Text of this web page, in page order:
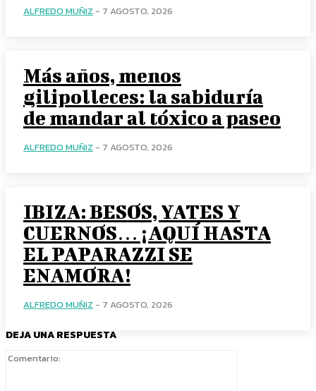
ALFREDO MUÑIZ - 7 AGOSTO, 2026
Más años, menos
gilipolleces: la sabiduría
de mandar al tóxico a paseo
ALFREDO MUÑIZ - 7 AGOSTO, 2026
IBIZA: BESOS, YATES Y
CUERNOS… ¡AQUÍ HASTA
EL PAPARAZZI SE
ENAMORA!
ALFREDO MUÑIZ - 7 AGOSTO, 2026
DEJA UNA RESPUESTA